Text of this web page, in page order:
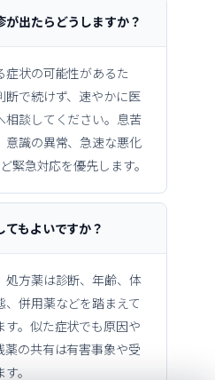
出たらどうしますか？
症状の可能性があるた
断で続けず、速やかに医
相談してください。息苦
意識の異常、急速な悪化
緊急対応を優先します。
もよいですか？
処方薬は診断、年齢、体
併用薬などを踏まえて
。似た症状でも原因や
の共有は有害事象や受
。